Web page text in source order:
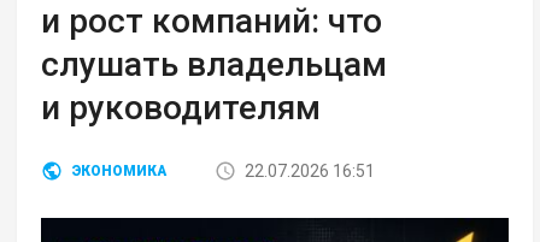
и рост компаний: что
слушать владельцам
и руководителям
ЭКОНОМИКА 22.07.2026 16:51